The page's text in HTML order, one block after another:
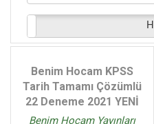
Benim Hocam KPSS
Tarih Tamamı Çözümlü
22 Deneme 2021 YENİ
Benim Hocam Yayınları